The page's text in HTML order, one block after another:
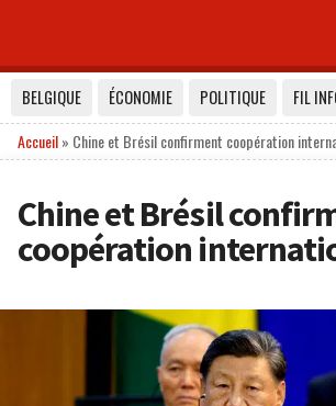
BELGIQUE ÉCONOMIE POLITIQUE FIL
Accueil» Chine et Brésil confirment coopération
Chine et Brésil
coopération